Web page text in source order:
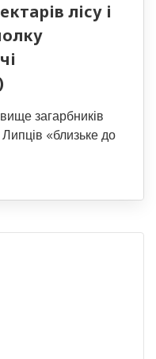
лісу і
загарбників
«близьке до